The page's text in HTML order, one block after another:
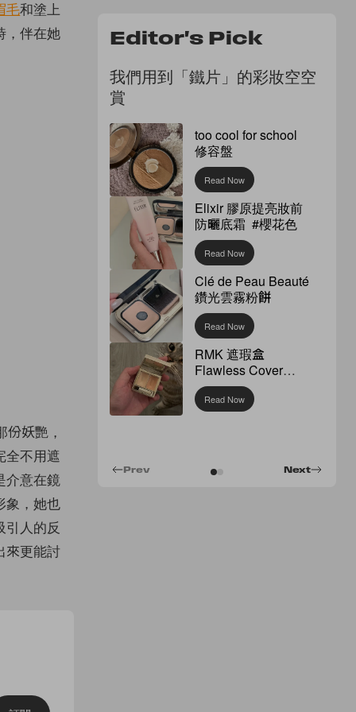
毛和塗上
，伴在她
妖艷，
全不用遮
介意在鏡
象，她也
人的反
來更能討
Editor's Pick
我們用到「鐵片」的彩妝空空
賞
too cool for school
修容盤
Read Now
Elixir 膠原提亮妝前
防曬底霜 #櫻花色
Read Now
Clé de Peau Beauté
鑽光雲霧粉餅
Read Now
RMK 遮瑕盒
Flawless Cover
Concealer
Read Now
Next
Prev